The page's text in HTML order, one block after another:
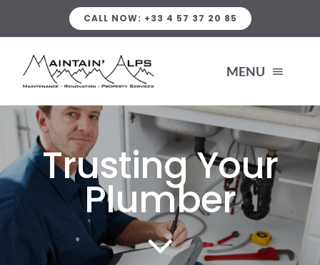
CALL NOW: +33 4 57 37 20 85
MENU
HOME
SERVICES
PLUMBING SERVICES
ABOUT US
Trusting Your
Plumber